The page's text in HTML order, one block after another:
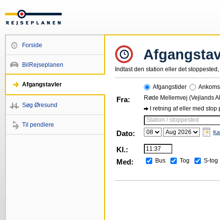
Forside
BilRejseplanen
Afgangstavler
Søg Øresund
Til pendlere
Indtast den station eller det
Afgangstider
Fra:
Røde Mellemvej (Vejlands
I retning af eller med stop
Station / stoppested
Dato:
Kl.:
Med:
Bus Tog S-tog